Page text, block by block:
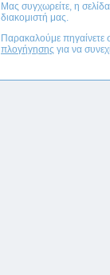
Μας συγχωρείτε, η
διακομιστή μας.
Παρακαλούμε πηγαίνετε
πλογήγησης για να